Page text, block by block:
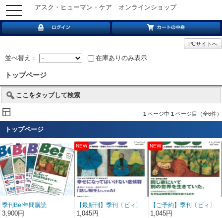
アスク・ヒューマン・ケア オンラインショップ
toggle
navigation
PCサイトへ
並べ替え： 在庫ありのみ表示
トップページ
ここをタップして検索
1 ページ中 1 ページ目（全6件）
トップページ
季刊Be!年間購読
3,900円
【最新刊】季刊〔ビィ〕
Be!163号……特集／幸せ
1,045円
【ご予約】季刊〔ビィ〕
Be!164号……特集／同じ
1,045円